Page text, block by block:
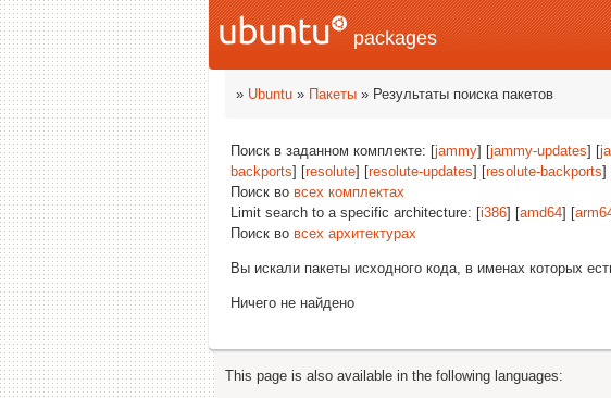
packages
» Ubuntu » Пакеты » Результаты поиска пакетов
Поиск в заданном комплекте: [jammy] [jammy-updates] [
backports] [resolute] [resolute-updates] [resolute-backports]
Поиск во всех комплектах
Limit search to a specific architecture: [i386] [amd64] [
Поиск во всех архитектурах
Вы искали пакеты исходного кода, в именах которых
Ничего не найдено
This page is also available in the following languages: